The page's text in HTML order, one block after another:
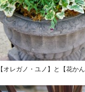
【オレガノ・ユノ】と【花か